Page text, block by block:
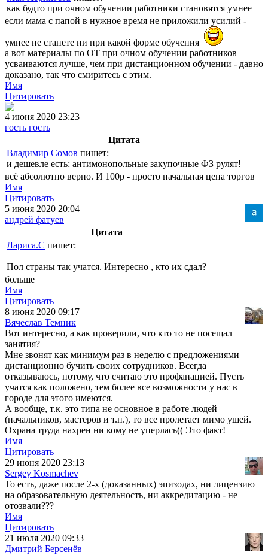
как будто при очном обучении работники становятся умнее
если мама с папой в нужное время не приложили усилий -
умнее не станете ни при какой форме обучения
а вот материалы по ОТ при очном обучении работников
усваиваются лучше, чем при дистанционном обучении - давно
доказано, так что смиритесь с этим.
Имя
Цитировать
4 июня 2020 23:23
гость гость
Цитата
Владимир Сомов пишет:
и дешевле есть: антимонопольные закупочные ФЗ рулят!
всё абсолютно верно. И 100р - просто начальная цена торгов
Имя
Цитировать
5 июня 2020 20:04
андрей фатуев
Цитата
Лариса.С пишет:
Пол страны так учатся. Интересно , кто их сдал?
больше
Имя
Цитировать
8 июня 2020 09:17
Вячеслав Темник
Вот интересно, а как проверили, что кто то не посещал
занятия?
Мне звонят как минимум раз в неделю с предложениями
дистанционно бучить своих сотрудников. Всегда
отказываюсь, потому, что считаю это профанацией. Пусть
учатся как положено, тем более все возможности у нас в
городе для этого имеются.
А вообще, т.к. это типа не основное в работе людей
(начальников, мастеров и т.п.), то все пролетает мимо ушей.
Охрана труда нахрен ни кому не уперлась(( Это факт!
Имя
Цитировать
29 июня 2020 23:13
Sergey Kosmachev
То есть, даже после 2-х (доказанных) эпизодах, ни лицензию
на образовательную деятельность, ни аккредитацию - не
отозвали???
Имя
Цитировать
21 июля 2020 09:33
Дмитрий Берсенёв